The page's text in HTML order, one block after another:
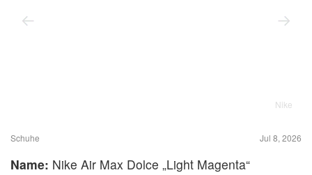
Nike
Schuhe Jul 8, 2026
Name: Nike Air Max Dolce „Light Magenta“